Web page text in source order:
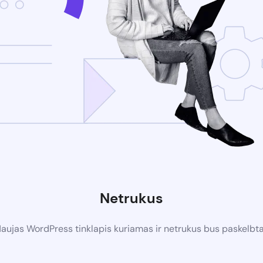
Netrukus
WordPress tinklapis kuriamas ir netrukus bus